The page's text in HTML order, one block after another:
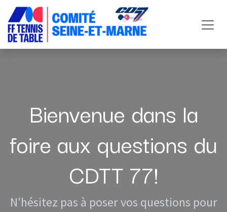
Se rendre au contenu
Bienvenue dans la
foire aux questions du
CDTT 77!
N'hésitez pas à poser vos questions pour